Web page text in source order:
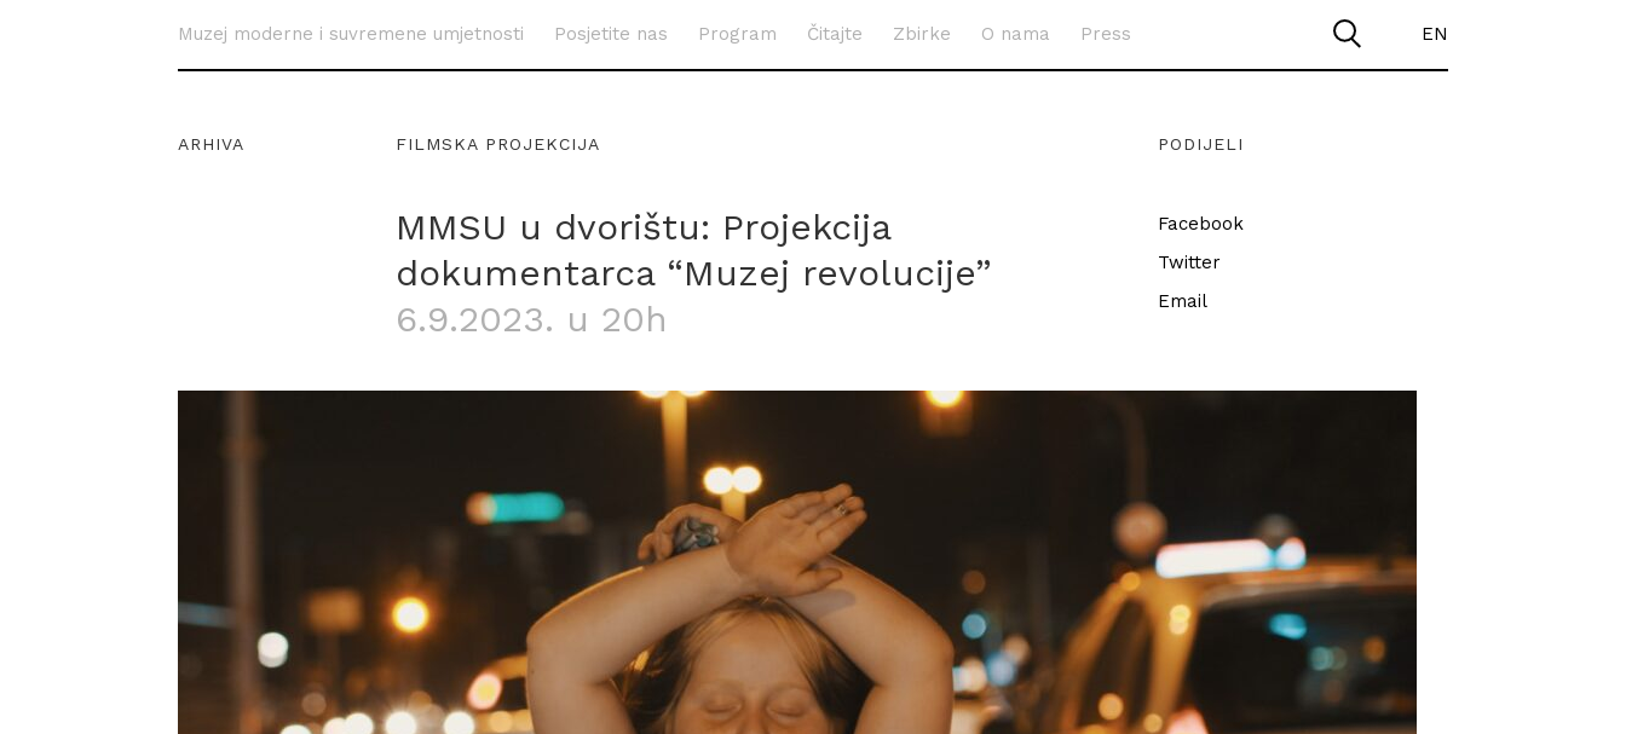
Muzej moderne i suvremene umjetnosti Posjetite nas Program Čitajte Zbirke O nama Press EN
ARHIVA FILMSKA PROJEKCIJA PODIJELI
MMSU u dvorištu: Projekcija
dokumentarca “Muzej revolucije”
6.9.2023. u 20h
Facebook
Twitter
Email